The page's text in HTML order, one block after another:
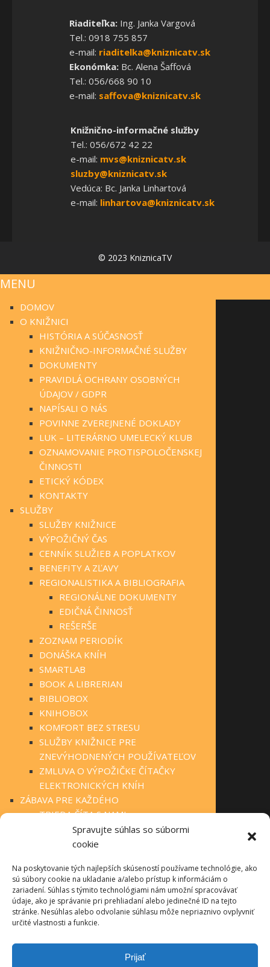
Spravujte súhlas so súbormi
cookie
Na poskytovanie tých najlepších skúseností používame technológie, ako
sú súbory cookie na ukladanie a/alebo prístup k informáciám o
zariadení. Súhlas s týmito technológiami nám umožní spracovávať
údaje, ako je správanie pri prehliadaní alebo jedinečné ID na tejto
stránke. Nesúhlas alebo odvolanie súhlasu môže nepriaznivo ovplyvniť
určité vlastnosti a funkcie.
Prijať
Riaditeľka:Ing. Janka Vargová
Tel.: 0918 755 857
e-mail: riaditelka@kniznicatv.sk
Ekonómka:Bc. Alena Šaffová
Tel.: 056/668 90 10
e-mail: saffova@kniznicatv.sk
Knižnično-informačné služby
Tel.: 056/672 42 22
e-mail: mvs@kniznicatv.sk
sluzby@kniznicatv.sk
Vedúca: Bc. Janka Linhartová
e-mail: linhartova@kniznicatv.sk
© 2023 KniznicaTV
MENU
DOMOV
O KNIŽNICI
HISTÓRIA A SÚČASNOSŤ
KNIŽNIČNO-INFORMAČNÉ SLUŽBY
DOKUMENTY
PRAVIDLÁ OCHRANY OSOBNÝCH
ÚDAJOV / GDPR
NAPÍSALI O NÁS
POVINNE ZVEREJNENÉ DOKLADY
LUK – LITERÁRNO UMELECKÝ KLUB
OZNAMOVANIE PROTISPOLOČENSKEJ
ČINNOSTI
ETICKÝ KÓDEX
KONTAKTY
SLUŽBY
SLUŽBY KNIŽNICE
VÝPOŽIČNÝ ČAS
CENNÍK SLUŽIEB A POPLATKOV
BENEFITY A ZĽAVY
REGIONALISTIKA A BIBLIOGRAFIA
REGIONÁLNE DOKUMENTY
EDIČNÁ ČINNOSŤ
REŠERŠE
ZOZNAM PERIODÍK
DONÁŠKA KNÍH
SMARTLAB
BOOK A LIBRERIAN
BIBLIOBOX
KNIHOBOX
KOMFORT BEZ STRESU
SLUŽBY KNIŽNICE PRE
ZNEVÝHODNENÝCH POUŽÍVATEĽOV
ZMLUVA O VÝPOŽIČKE ČÍTAČKY
ELEKTRONICKÝCH KNÍH
ZÁBAVA PRE KAŽDÉHO
TRIEDA ČÍTA S NAMI
KLUBOVÁ ČINNOSŤ
STÁLA PONUKA
OBECNÉ KNIŽNICE
MANIFEST O VEREJNÝCH KNIŽNICIACH
TLAČIVÁ PRE ČINNOSŤ KNIŽNÍC
INFOLIB
PRÍRODA NEPOZNÁ HRANICE